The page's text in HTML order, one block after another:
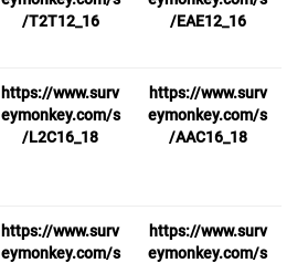
/T2T12_16
/EAE12_16
https://www.surv
eymonkey.com/s
/L2C16_18
https://www.surv
eymonkey.com/s
/AAC16_18
https://www.surv
eymonkey.com/s
https://www.surv
eymonkey.com/s